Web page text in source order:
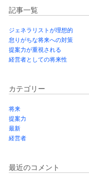
記事一覧
ジェネラリストが理想的
怠りがちな将来への対策
提案力が重視される
経営者としての将来性
カテゴリー
将来
提案力
最新
経営者
最近のコメント